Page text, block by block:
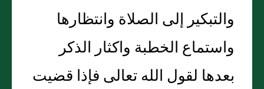
والتبكير إلى الصلاة وانتظارها
واستماع الخطبة واكثار الذكر
بعدها لقول الله تعالى فإذا قضيت